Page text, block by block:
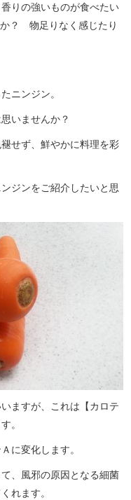
りの強いものが食べたい
？ 物足りなく感じたり
ニンジン。
いませんか？
せず、鮮やかに料理を彩
ジンをご紹介したいと思
ますが、これは【カロテ
。
に変化します。
、風邪の原因となる細菌
れます。